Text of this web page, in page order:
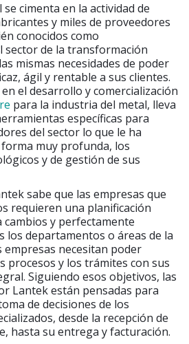
cimenta en la actividad de
y miles de proveedores
conocidos como
sector de la transformación
mismas necesidades de poder
ágil y rentable a sus clientes.
el desarrollo y comercialización
para la industria del metal, lleva
específicas para
del sector lo que le ha
muy profunda, los
y de gestión de sus
sabe que las empresas que
requieren una planificación
y perfectamente
los departamentos o áreas de la
empresas necesitan poder
procesos y los trámites con sus
Siguiendo esos objetivos, las
Lantek están pensadas para
de decisiones de los
desde la recepción de
hasta su entrega y facturación.